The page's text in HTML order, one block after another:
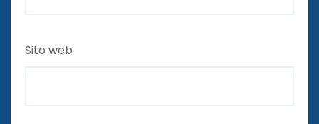
Sito web